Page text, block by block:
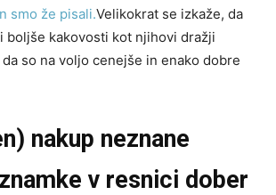
smo že pisali.Velikokrat se izkaže, da
boljše kakovosti kot njihovi dražji
so na voljo cenejše in enako dobre
nakup neznane
v resnici dober